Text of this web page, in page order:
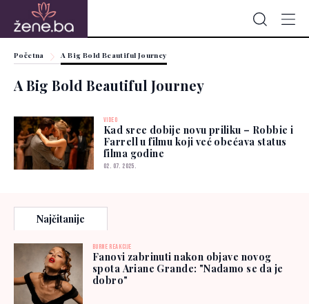
Početna A Big Bold Beautiful Journey
A Big Bold Beautiful Journey
VIDEO
Kad srce dobije novu priliku – Robbie i
Farrell u filmu koji već obećava status
filma godine
02. 07. 2025.
Najčitanije
BURNE REAKCIJE
Fanovi zabrinuti nakon objave novog
spota Ariane Grande: "Nadamo se da je
dobro"